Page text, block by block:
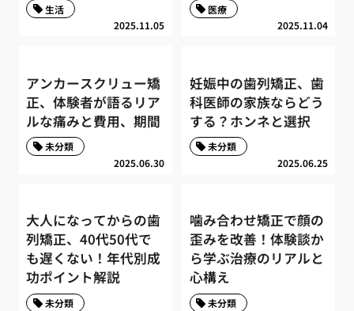
2025.11.05
生活
2025.11.04
医療
アンカースクリュー矯
正、体験者が語るリア
ルな痛みと費用、期間
2025.06.30
未分類
妊娠中の歯列矯正、歯
科医師の家族ならどう
する？ホンネと選択
2025.06.25
未分類
大人になってからの歯
列矯正、40代50代で
も遅くない！年代別成
功ポイント解説
未分類
噛み合わせ矯正で顔の
歪みを改善！体験談か
ら学ぶ治療のリアルと
心構え
未分類